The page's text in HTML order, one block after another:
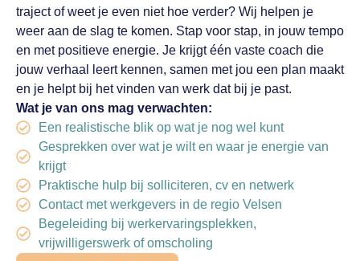
traject of weet je even niet hoe verder? Wij helpen je
weer aan de slag te komen. Stap voor stap, in jouw tempo
en met positieve energie. Je krijgt één vaste coach die
jouw verhaal leert kennen, samen met jou een plan maakt
en je helpt bij het vinden van werk dat bij je past.
Wat je van ons mag verwachten:
Een realistische blik op wat je nog wel kunt
Gesprekken over wat je wilt en waar je energie van
krijgt
Praktische hulp bij solliciteren, cv en netwerk
Contact met werkgevers in de regio Velsen
Begeleiding bij werkervaringsplekken,
vrijwilligerswerk of omscholing